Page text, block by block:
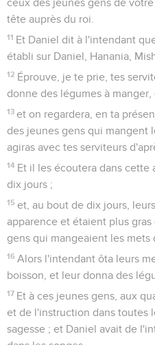
ceux des jeunes gens de
tête auprès du roi.
11 Et Daniel dit à l'intendant
établi sur Daniel, Hanania,
12 Éprouve, je te prie, tes
donne des légumes à
13 et on regardera, en ta
des jeunes gens qui mangent
agiras avec tes serviteurs
14 Et il les écoutera dans cette
dix jours ;
15 et, au bout de dix jours,
apparence et étaient plus
gens qui mangeaient les mets
16 Alors l'intendant ôta leurs
boisson, et leur donna des
17 Et à ces jeunes gens, aux
et de l'instruction dans toutes
sagesse ; et Daniel avait de